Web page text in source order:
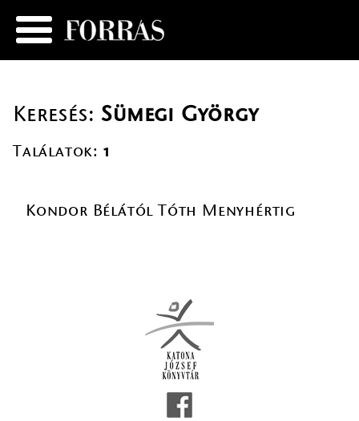
Keresés:Sümegi György
Találatok: 1
Kondor Bélától Tóth Menyhértig